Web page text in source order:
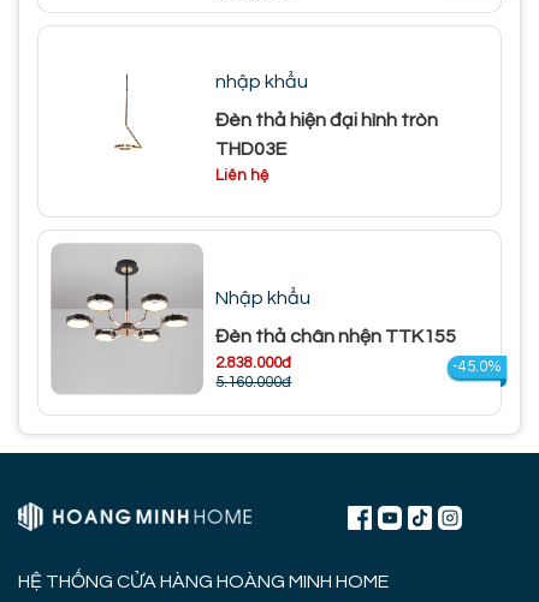
nhập khẩu
Đèn thả hiện đại hình tròn
THD03E
Liên hệ
Nhập khẩu
Đèn thả chân nhện TTK155
2.838.000đ
5.160.000đ
-45.0%
HỆ THỐNG CỬA HÀNG HOÀNG MINH HOME